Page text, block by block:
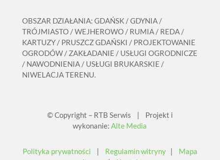
OBSZAR DZIAŁANIA: GDAŃSK / GDYNIA /
TRÓJMIASTO / WEJHEROWO / RUMIA / REDA /
KARTUZY / PRUSZCZ GDAŃSKI / PROJEKTOWANIE
OGRODÓW / ZAKŁADANIE / USŁUGI OGRODNICZE
/ NAWODNIENIA / USŁUGI BRUKARSKIE /
NIWELACJA TERENU.
© Copyright – RTB Serwis | Projekt i
wykonanie:Alte Media
Polityka prywatności | Regulamin witryny| Mapa